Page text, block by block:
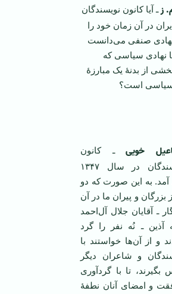
زـ آیا کانون نویسندگان
در آن زمان خود را
صنفی می‌دانست
نهادی سیاسی که
از بدنۀ یک مبارزۀ
است؟
خوییـ کانون
نویسندگان در سال ۱۳۴۷
آمد. به این صورت که دو
بزرگان و پیران ما در آن
ـ آقایان جلال آل‌احمد
آذین ـ نُه نفر را گرد
و از آن‌ها خواستند با
و شاعران دیگر
بگیرند، تا با گردآوری
و امضای آنان نطفۀ